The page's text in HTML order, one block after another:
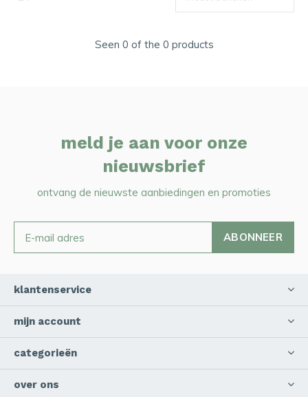
Seen 0 of the 0 products
meld je aan voor onze
nieuwsbrief
ontvang de nieuwste aanbiedingen en promoties
ABONNEER
klantenservice
mijn account
categorieën
over ons